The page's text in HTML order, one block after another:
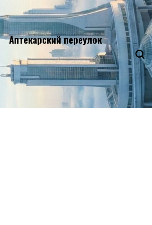
Аптекарский переулок